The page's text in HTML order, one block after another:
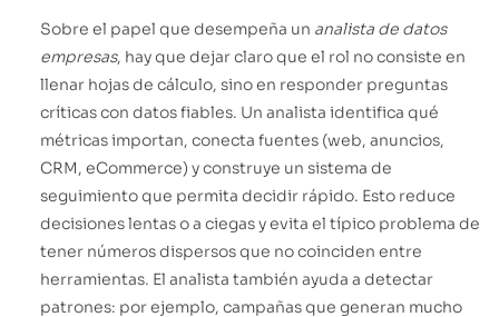
Sobre el papel que desempeña un analista de datos
empresas, hay que dejar claro que el rol no consiste en
llenar hojas de cálculo, sino en responder preguntas
críticas con datos fiables. Un analista identifica qué
métricas importan, conecta fuentes (web, anuncios,
CRM, eCommerce) y construye un sistema de
seguimiento que permita decidir rápido. Esto reduce
decisiones lentas o a ciegas y evita el típico problema de
tener números dispersos que no coinciden entre
herramientas. El analista también ayuda a detectar
patrones: por ejemplo, campañas que generan mucho